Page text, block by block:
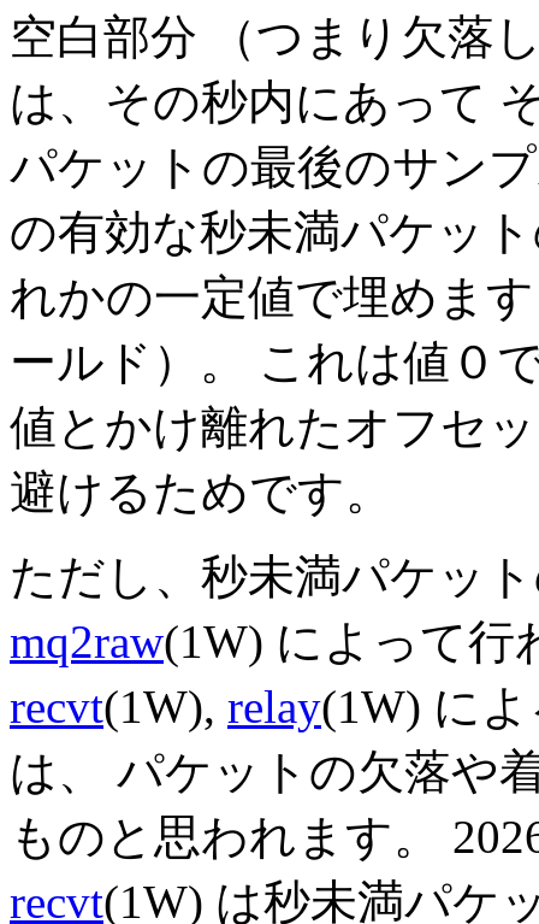
空白部分 （つまり欠落
は、その秒内にあって
パケットの最後のサン
の有効な秒未満パケッ
れかの一定値で埋めま
ールド）。 これは値０
値とかけ離れたオフセ
避けるためです。
ただし、秒未満パケッ
mq2raw(1W) によって
recvt(1W), relay(1W) に
は、 パケットの欠落や
ものと思われます。
recvt(1W) は秒未満パケ